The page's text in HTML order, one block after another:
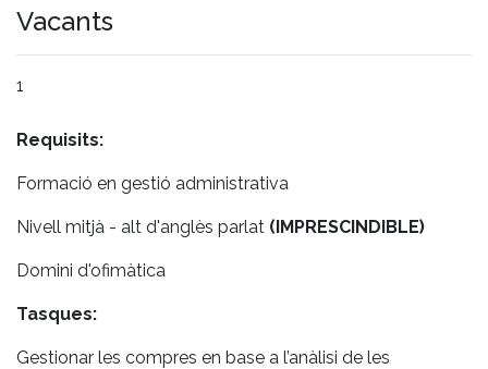
Vacants
1
Requisits:
Formació en gestió administrativa
Nivell mitjà - alt d'anglès parlat (IMPRESCINDIBLE)
Domini d'ofimàtica
Tasques:
Gestionar les compres en base a l’anàlisi de les